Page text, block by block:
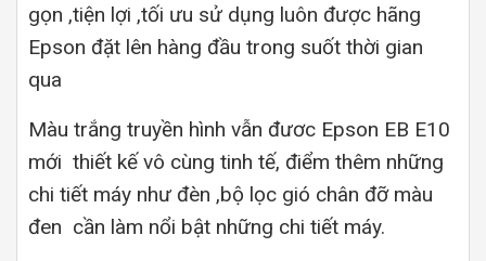
gọn ,tiện lợi ,tối ưu sử dụng luôn được hãng
Epson đặt lên hàng đầu trong suốt thời gian
qua
Màu trắng truyền hình vẫn đươc Epson EB E10
mới thiết kế vô cùng tinh tế, điểm thêm những
chi tiết máy như đèn ,bộ lọc gió chân đỡ màu
đen cần làm nổi bật những chi tiết máy.